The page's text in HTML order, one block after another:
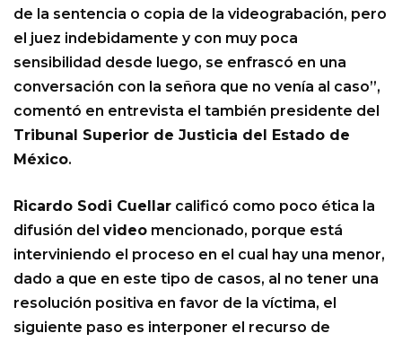
de la sentencia o copia de la videograbación, pero
el juez indebidamente y con muy poca
sensibilidad desde luego, se enfrascó en una
conversación con la señora que no venía al caso”,
comentó en entrevista el también presidente del
Tribunal Superior de Justicia del Estado de
México.
Ricardo Sodi Cuellar calificó como poco ética la
difusión del video mencionado, porque está
interviniendo el proceso en el cual hay una menor,
dado a que en este tipo de casos, al no tener una
resolución positiva en favor de la víctima, el
siguiente paso es interponer el recurso de